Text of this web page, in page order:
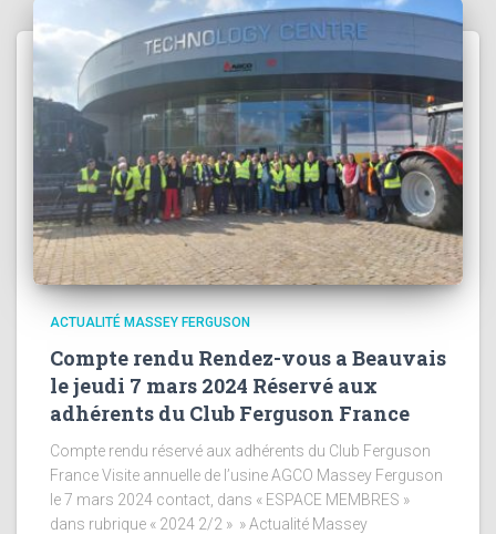
ACTUALITÉ MASSEY FERGUSON
Compte rendu Rendez-vous a Beauvais
le jeudi 7 mars 2024 Réservé aux
adhérents du Club Ferguson France
Compte rendu réservé aux adhérents du Club Ferguson
France Visite annuelle de l’usine AGCO Massey Ferguson
le 7 mars 2024 contact, dans « ESPACE MEMBRES »
dans rubrique « 2024 2/2 » » Actualité Massey